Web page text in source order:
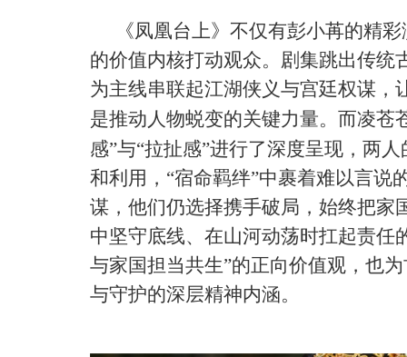
《凤凰台上》不仅有彭小苒的精
的价值内核打动观众。剧集跳出传统
为主线串联起江湖侠义与宫廷权谋 ，
是推动人物蜕变的关键力量。而凌苍
感”与“拉扯感”进行了深度呈现，两人
和利用， “宿命羁绊”中裹着难以言说
谋，他们仍选择携手破局，始终把家
中坚守底线、 在山河动荡时扛起责任
与家国担当共生”的正向价值观，也
与守护的深层精神内涵。